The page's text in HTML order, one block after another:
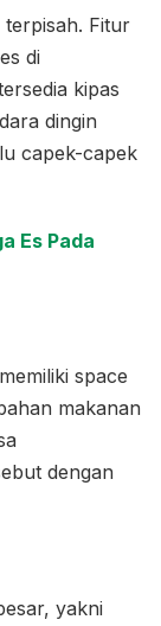
terpisah. Fitur
di
kipas
dingin
capek-capek
Es Pada
space
makanan
dengan
yakni